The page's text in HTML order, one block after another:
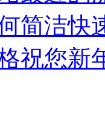
简洁快
祝您新